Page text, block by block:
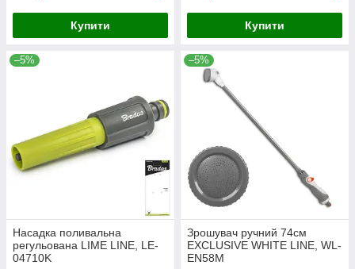
Купити Купити
–5%
Насадка поливальна
регульована LIME LINE, LE-
04710K
–5%
Зрошувач ручний 74см
EXCLUSIVE WHITE LINE, WL-
EN58M